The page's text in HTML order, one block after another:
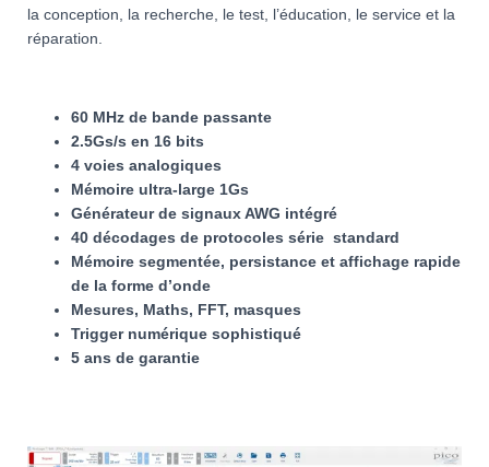
la conception, la recherche, le test, l’éducation, le service et la
réparation.
60 MHz de bande passante
2.5Gs/s en 16 bits
4 voies analogiques
Mémoire ultra-large 1Gs
Générateur de signaux AWG intégré
40 décodages de protocoles série standard
Mémoire segmentée, persistance et affichage rapide
de la forme d’onde
Mesures, Maths, FFT, masques
Trigger numérique sophistiqué
5 ans de garantie